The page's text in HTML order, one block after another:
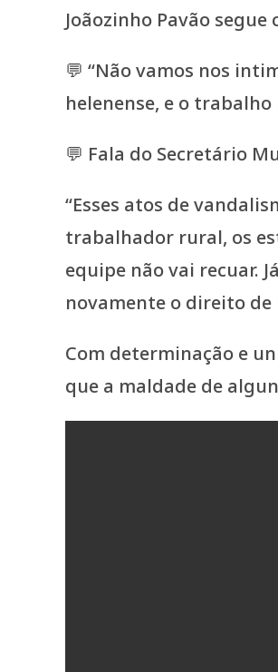
Joãozinho Pavão
💬 “Não vamos nos
helenense, e o
💬 Fala do Secretário
“Esses atos de
trabalhador rural, os
equipe não vai recuar.
novamente o direito de
Com determinação e
que a maldade de